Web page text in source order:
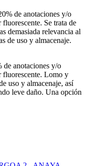
de anotaciones y/o
Se trata de
demasiada relevancia al
de uso y almacenaje.
de anotaciones y/o
fluorescente. Lomo y
uso y almacenaje, así
leve daño. Una opción